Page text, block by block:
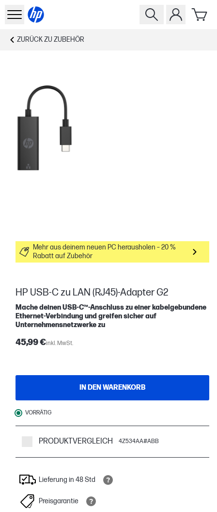
ZURÜCK ZU ZUBEHÖR
Mehr aus deinem neuen PC herausholen – 20 %
Rabatt auf Zubehör
HP USB-C zu LAN (RJ45)-Adapter G2
Mache deinen USB-C™-Anschluss zu einer kabelgebundene
Ethernet-Verbindung und greifen sicher auf
Unternehmensnetzwerke zu
45,99 €inkl. MwSt.
IN DEN WARENKORB
VORRÄTIG
PRODUKTVERGLEICH 4Z534AA#ABB
Lieferung in 48 Std
Preisgarantie